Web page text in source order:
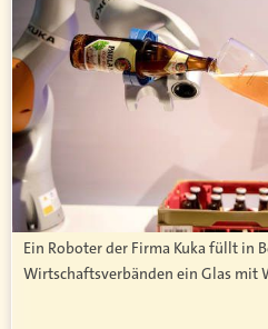
Ein Roboter der Firma Kuka füllt in
Wirtschaftsverbänden ein Glas mit